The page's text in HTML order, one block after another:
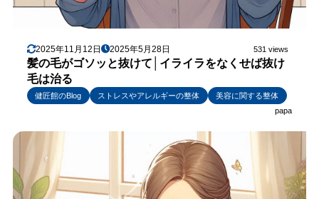
2025年11月12日 2025年5月28日 531 views
髪の毛がゴソッと抜けて│イライラをなくせば抜け
毛は治る
健匠館のBlog ストレスやアレルギーの整体
美容に関する整体
papa